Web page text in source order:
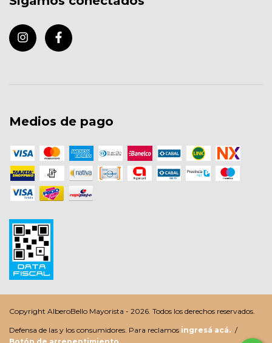
Medios de pago
Copyright AlberoBello Mayorista - 2026. Todos los derechos reservados.
Defensa de las y los consumidores. Para reclamos ingresá acá. /